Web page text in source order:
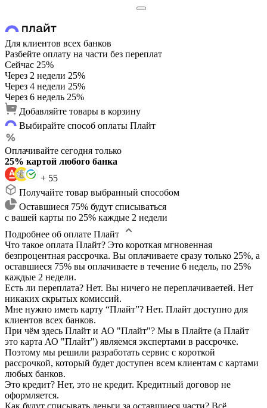
Для клиентов всех банков
Разбейте оплату на части без переплат
Сейчас 25%
Через 2 недели 25%
Через 4 недели 25%
Через 6 недель 25%
Добавляйте товары в корзину
Выбирайте способ оплаты Плайт
Оплачивайте сегодня только
25% картой любого банка
+ 55
Получайте товар выбранный способом
Оставшиеся 75% будут списываться
с вашей карты по 25% каждые 2 недели
Подробнее об оплате Плайт
Что такое оплата Плайт? Это короткая мгновенная
безпроцентная рассрочка. Вы оплачиваете сразу только 25%, а
оставшиеся 75% вы оплачиваете в течение 6 недель, по 25%
каждые 2 недели.
Есть ли переплата? Нет. Вы ничего не переплачиваетей. Нет
никаких скрытых комиссий.
Мне нужно иметь карту “Плайт”? Нет. Плайт доступно для
клиентов всех банков.
При чём здесь Плайт и АО "Плайт"? Мы в Плайте (а Плайт
это карта АО "Плайт") являемся экспертами в рассрочке.
Поэтому мы решили разработать сервис с короткой
рассрочкой, который будет доступен всем клиентам с картами
любых банков.
Это кредит? Нет, это не кредит. Кредитный договор не
оформляется.
Как будут списывать деньги за оставшиеся части? Всё